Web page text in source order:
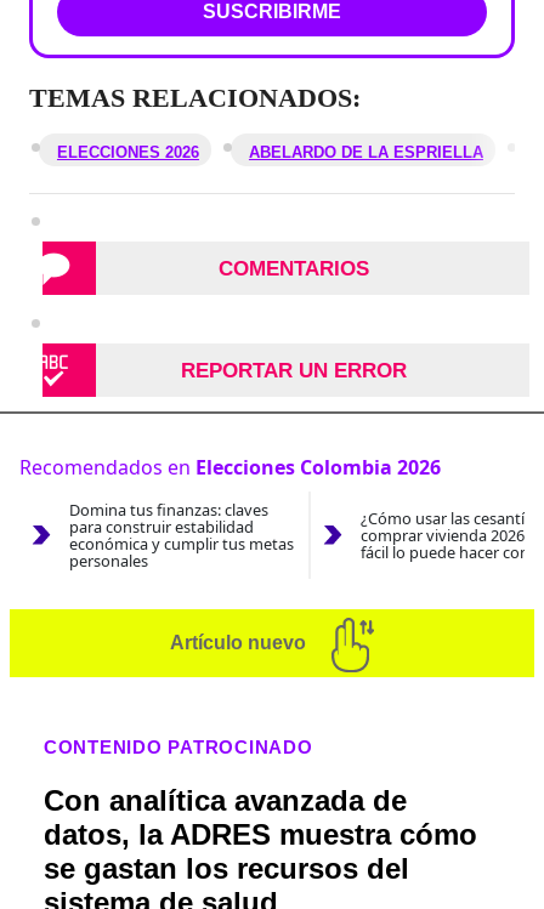
SUSCRIBIRME
TEMAS RELACIONADOS:
ELECCIONES 2026 ABELARDO DE LA ESPRIELLA
COMENTARIOS
REPORTAR UN ERROR
Recomendados en Elecciones Colombia 2026
Domina tus finanzas: claves
para construir estabilidad
económica y cumplir tus metas
personales
¿Cómo usar las
comprar vivienda 2026?
fácil lo puede hacer con
Artículo nuevo
CONTENIDO PATROCINADO
Con analítica avanzada de
datos, la ADRES muestra cómo
se gastan los recursos del